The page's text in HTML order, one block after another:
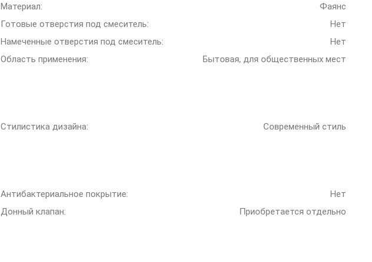
Материал:
Фаянс
Готовые отверстия под смеситель:
Нет
Намеченные отверстия под смеситель:
Нет
Область применения:
Бытовая, для общественных мест
Стилистика дизайна: Современный стиль
Антибактериальное покрытие:
Нет
Донный клапан:
Приобретается отдельно